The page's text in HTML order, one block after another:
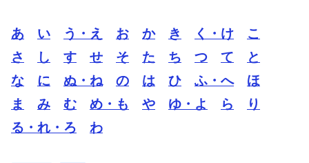
あ い う・え お か き く・け
こ
さ
し す せ そ た ち つ て
と
な
に ぬ・ね の は ひ ふ・へ
ほ
ま
み む め・も や ゆ・よ ら
り
る・れ・ろ
わ